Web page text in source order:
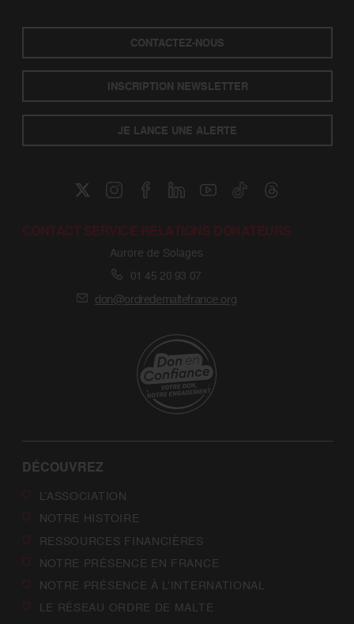
CONTACTEZ-NOUS
INSCRIPTION NEWSLETTER
JE LANCE UNE ALERTE
CONTACT SERVICE RELATIONS DONATEURS
Aurore de Solages
01 45 20 93 07
don@ordredemaltefrance.org
DÉCOUVREZ
L’ASSOCIATION
NOTRE HISTOIRE
RESSOURCES FINANCIÈRES
NOTRE PRÉSENCE EN FRANCE
NOTRE PRÉSENCE À L’INTERNATIONAL
LE RÉSEAU ORDRE DE MALTE